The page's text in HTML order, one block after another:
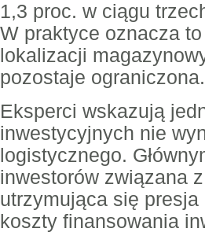
1,3 proc. w ciągu
W praktyce oznacza
lokalizacji
pozostaje ograniczona.
Eksperci wskazują
inwestycyjnych nie
logistycznego.
inwestorów związana
utrzymująca się
koszty finansowania